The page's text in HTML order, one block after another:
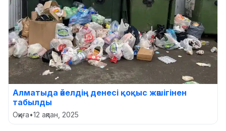
Алматыда әйелдің денесі қоқыс жәшігінен
табылды
Оқиға•12 ақпан, 2025